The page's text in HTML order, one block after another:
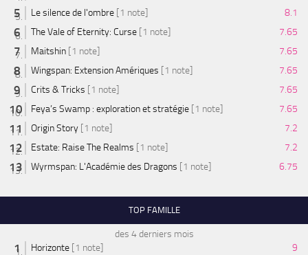
Le silence de l'ombre [1 note]
8.1
The Vale of Eternity: Curse [1 note]
7.65
Maitshin [1 note]
7.65
Wingspan: Extension Amériques [1 note]
7.65
Crits & Tricks [1 note]
7.65
Feya’s Swamp : exploration et stratégie [1 note]
7.65
Origin Story [1 note]
7.2
Estate: Raise The Realms [1 note]
7.2
Wyrmspan: L'Académie des Dragons [1 note] 6.75
TOP FAMILLE
des 4 derniers mois
Horizonte [1 note]
9